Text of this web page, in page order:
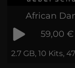
African
59,00 €
2.7 GB, 10 Kits,